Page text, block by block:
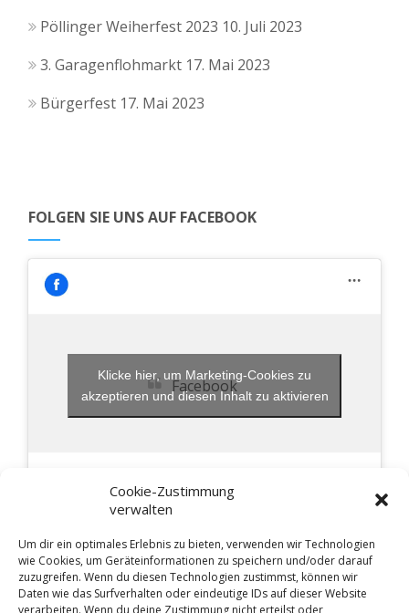
Cookie-Zustimmung
verwalten
Um dir ein optimales Erlebnis zu bieten, verwenden wir Technologien
wie Cookies, um Geräteinformationen zu speichern und/oder darauf
zuzugreifen. Wenn du diesen Technologien zustimmst, können wir
Daten wie das Surfverhalten oder eindeutige IDs auf dieser Website
verarbeiten. Wenn du deine Zustimmung nicht erteilst oder
Pöllinger Weiherfest 2023 10. Juli 2023
3. Garagenflohmarkt 17. Mai 2023
Bürgerfest 17. Mai 2023
FOLGEN SIE UNS AUF FACEBOOK
Facebook
Klicke hier, um Marketing-Cookies zu
akzeptieren und diesen Inhalt zu aktivieren
Pöllinger Heimat- und Kulturverein Ⓒ 2026 -Impressum -
Datenschutzerklärung-Cookie-Richtlinie (EU)-